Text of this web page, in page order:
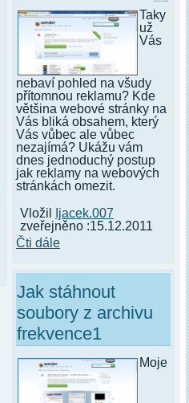
Taky
už
Vás
nebaví pohled na všudy
přítomnou reklamu? Kde
většina webové stránky na
Vás bliká obsahem, který
Vás vůbec ale vůbec
nezajímá? Ukážu vám
dnes jednoduchý postup
jak reklamy na webových
stránkách omezit.
Vložil
Ijacek.007
zveřejněno :15.12.2011
Čti dále
Jak stáhnout
soubory z archivu
frekvence1
Moje